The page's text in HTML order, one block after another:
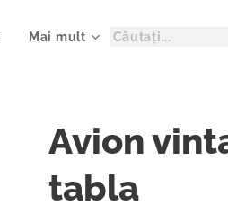
Mai mult
Avion
tabla